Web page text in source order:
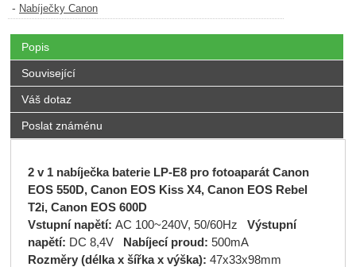
- Nabíječky Canon
Popis
Související
Váš dotaz
Poslat známénu
2 v 1 nabíječka baterie LP-E8 pro fotoaparát Canon
EOS 550D, Canon EOS Kiss X4, Canon EOS Rebel
T2i, Canon EOS 600D
Vstupní napětí: AC 100~240V, 50/60Hz Výstupní
napětí: DC 8,4V Nabíjecí proud: 500mA
Rozměry (délka x šířka x výška): 47x33x98mm